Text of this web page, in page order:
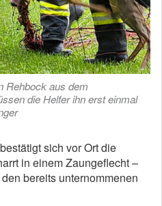
Rehbock aus dem
die Helfer ihn erst einmal
sich vor Ort die
in einem Zaungeflecht –
bereits unternommenen